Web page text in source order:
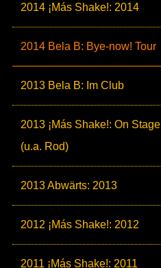
2014 ¡Más Shake!: 2014
2014 Bela B: Bye-now! Tour
2013 Bela B: Im Club
2013 ¡Más Shake!: On Stage
(u.a. Rod)
2013 Abwärts: 2013
2012 ¡Más Shake!: 2012
2011 ¡Más Shake!: 2011